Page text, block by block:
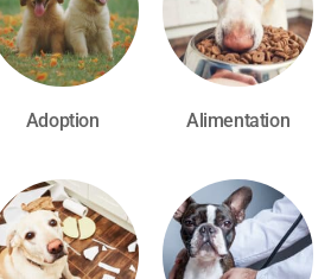
Adoption Alimentation